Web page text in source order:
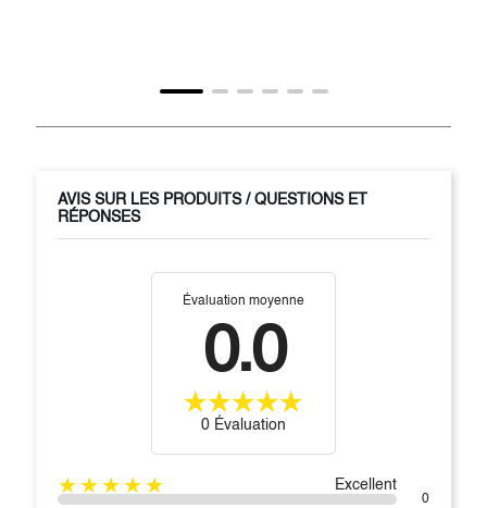
AVIS SUR LES PRODUITS / QUESTIONS ET
RÉPONSES
Évaluation moyenne
0.0
0 Évaluation
★★★★★ Excellent
0